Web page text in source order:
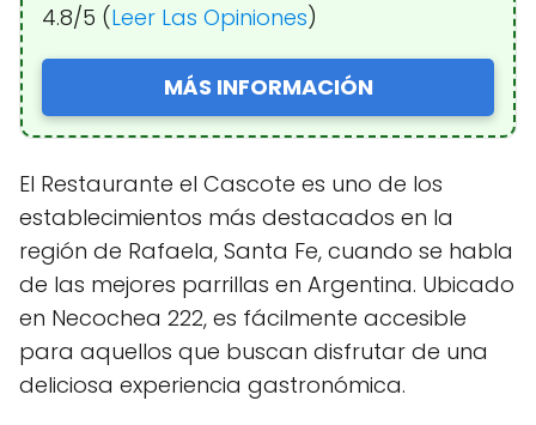
4.8/5 (Leer Las Opiniones)
MÁS INFORMACIÓN
El Restaurante el Cascote es uno de los
establecimientos más destacados en la
región de Rafaela, Santa Fe, cuando se habla
de las mejores parrillas en Argentina. Ubicado
en Necochea 222, es fácilmente accesible
para aquellos que buscan disfrutar de una
deliciosa experiencia gastronómica.